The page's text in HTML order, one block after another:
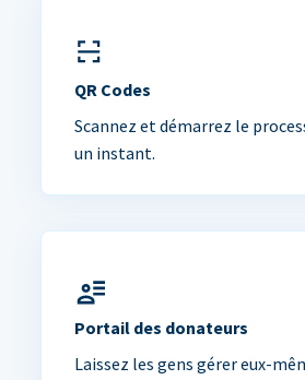
QR Codes
Scannez et démarrez le
un instant.
Portail des donateurs
Laissez les gens gérer eux-